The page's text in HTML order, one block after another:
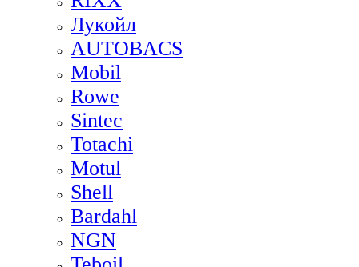
Лукойл
AUTOBACS
Mobil
Rowe
Sintec
Totachi
Motul
Shell
Bardahl
NGN